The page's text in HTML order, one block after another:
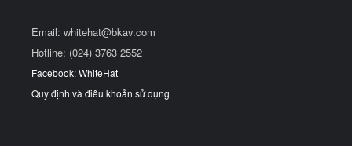
Email: whitehat@bkav.com
Hotline: (024) 3763 2552
Facebook: WhiteHat
Quy định và điều khoản sử dụng